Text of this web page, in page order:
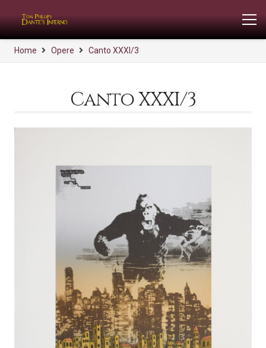
Home Opere Canto XXXI/3
Canto XXXI/3